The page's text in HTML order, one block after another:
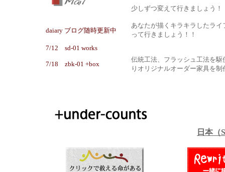
少しずつ変えて行きましょう！
あなたが描くキラキラしたライ
って行きましょう！！
伝統工法、フラッシュ工法を
りオリジナルオーダー家具を制
daiary ブログ随時更新中
7/12 sd-01 works
7/18 zbk-01 +box
日本（